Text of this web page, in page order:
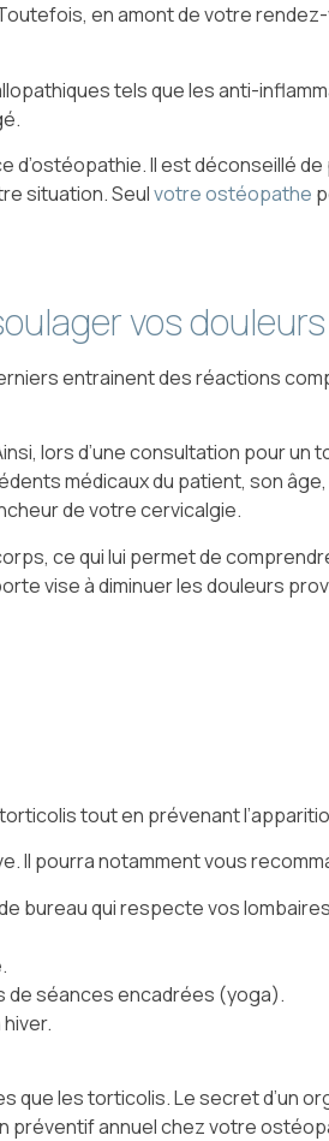
en amont de votre
tels que les anti-
Il est déconseillé
situation. Seulvotre ostéopathe
vos
entrainent des réactions
lors d’une consultation pour un
médicaux du patient, son
de votre cervicalgie.
ce qui lui permet de
vise à diminuer les douleurs
tout en prévenant
Il pourra notamment vous
bureau qui respecte vos
de séances encadrées (yoga).
les torticolis. Le secret d’un
préventif annuel chez votre